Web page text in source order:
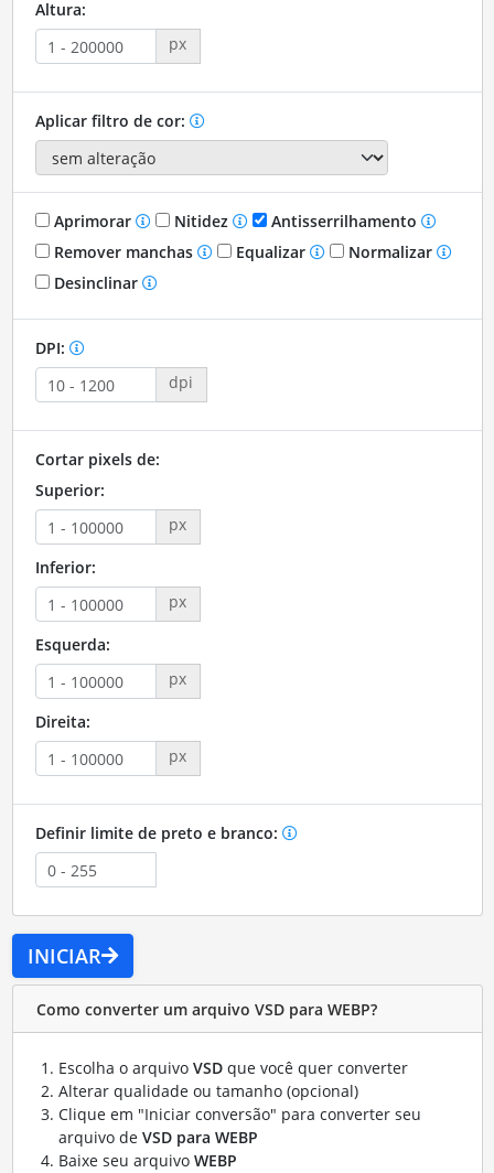
Altura:
px
Aplicar filtro de cor:
Aprimorar Nitidez
Antisserrilhamento
Remover manchas
Equalizar
Normalizar
Desinclinar
DPI:
dpi
Cortar pixels de:
Superior:
px
Inferior:
px
Esquerda:
px
Direita:
px
Definir limite de preto e branco:
INICIAR
Como converter um arquivo VSD para WEBP?
Escolha o arquivo VSDque você quer converter
Alterar qualidade ou tamanho (opcional)
Clique em "Iniciar conversão" para converter seu
arquivo de VSD para WEBP
Baixe seu arquivo WEBP